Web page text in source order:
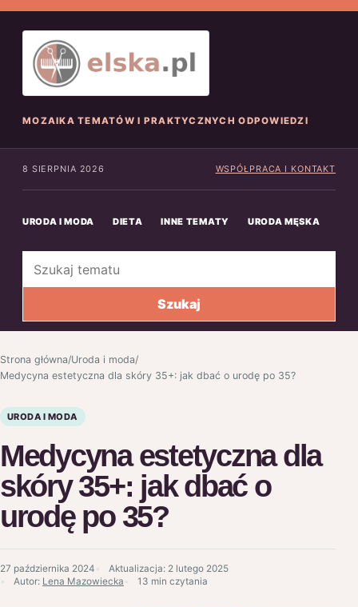
MOZAIKA TEMATÓW I PRAKTYCZNYCH ODPOWIEDZI
8 SIERPNIA 2026 WSPÓŁPRACA I KONTAKT
URODA I MODA DIETA INNE TEMATY URODA MĘSKA
Szukaj
Szukaj
Strona główna/Uroda i moda/
Medycyna estetyczna dla skóry 35+: jak dbać o urodę po 35?
URODA I MODA
Medycyna estetyczna dla
skóry 35+: jak dbać o
urodę po 35?
27 października 2024 Aktualizacja: 2 lutego 2025
Autor: Lena Mazowiecka 13 min czytania